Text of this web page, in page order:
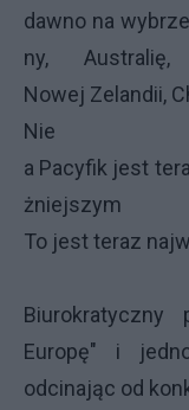
dawno na
ny,
Nowej Zelandii,
Nie
a Pacyfik jest
To jest teraz
Biurokratyczny
Europę" i
odcinając od